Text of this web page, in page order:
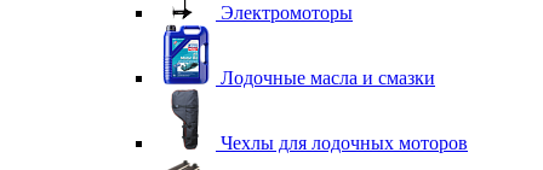
Электромоторы
Лодочные масла и смазки
Чехлы для лодочных моторов